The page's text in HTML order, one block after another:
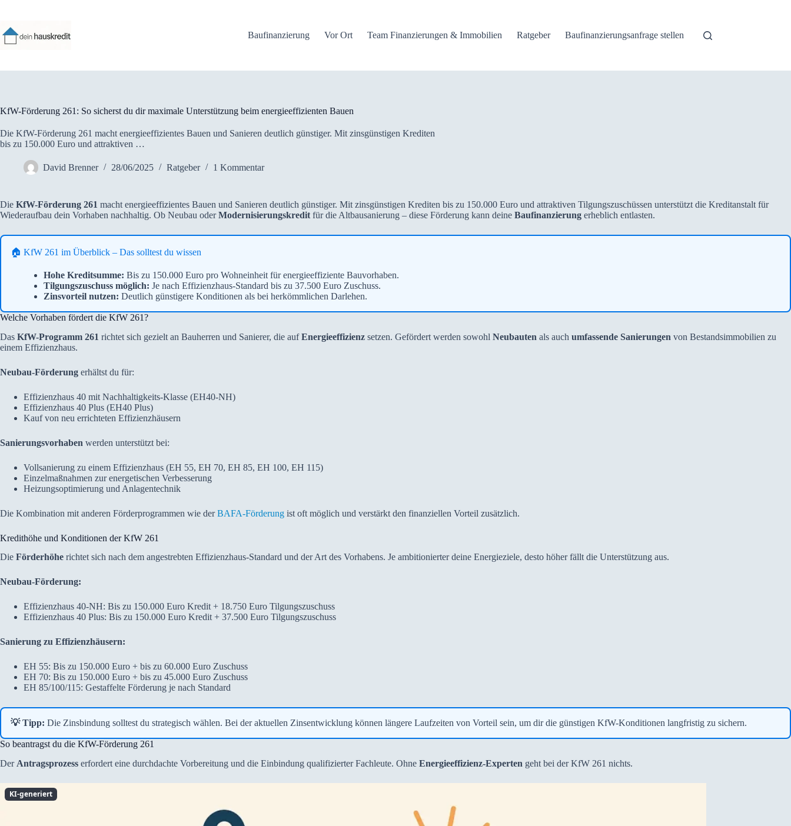
springen
Baufinanzierung
Vor Ort Team Finanzierungen & Immobilien Ratgeber Baufinanzierungsanfrage stellen
KfW-Förderung 261: So sicherst du dir maximale Unterstützung beim energieeffizienten Bauen
Die KfW-Förderung 261 macht energieeffizientes Bauen und Sanieren deutlich günstiger. Mit zinsgünstigen Krediten
bis zu 150.000 Euro und attraktiven …
David Brenner 28/06/2025 Ratgeber 1 Kommentar
Die KfW-Förderung 261 macht energieeffizientes Bauen und Sanieren deutlich günstiger. Mit zinsgünstigen Krediten bis zu 150.000 Euro und attraktiven Tilgungszuschüssen unterstützt die Kreditanstalt für
Wiederaufbau dein Vorhaben nachhaltig. Ob Neubau oderModernisierungskredit für die Altbausanierung – diese Förderung kann deine Baufinanzierung erheblich entlasten.
🏠 KfW 261 im Überblick – Das solltest du wissen
Hohe Kreditsumme: Bis zu 150.000 Euro pro Wohneinheit für energieeffiziente Bauvorhaben.
Tilgungszuschuss möglich: Je nach Effizienzhaus-Standard bis zu 37.500 Euro Zuschuss.
Zinsvorteil nutzen: Deutlich günstigere Konditionen als bei herkömmlichen Darlehen.
Welche Vorhaben fördert die KfW 261?
Das KfW-Programm 261 richtet sich gezielt an Bauherren und Sanierer, die aufEnergieeffizienz setzen. Gefördert werden sowohl Neubauten als auch umfassende Sanierungen von Bestandsimmobilien zu
einem Effizienzhaus.
Neubau-Förderung erhältst du für:
Effizienzhaus 40 mit Nachhaltigkeits-Klasse (EH40-NH)
Effizienzhaus 40 Plus (EH40 Plus)
Kauf von neu errichteten Effizienzhäusern
Sanierungsvorhaben werden unterstützt bei:
Vollsanierung zu einem Effizienzhaus (EH 55, EH 70, EH 85, EH 100, EH 115)
Einzelmaßnahmen zur energetischen Verbesserung
Heizungsoptimierung und Anlagentechnik
Die Kombination mit anderen Förderprogrammen wie derBAFA-Förderung ist oft möglich und verstärkt den finanziellen Vorteil zusätzlich.
Kredithöhe und Konditionen der KfW 261
Die Förderhöhe richtet sich nach dem angestrebten Effizienzhaus-Standard und der Art des Vorhabens. Je ambitionierter deine Energieziele, desto höher fällt die Unterstützung aus.
Neubau-Förderung:
Effizienzhaus 40-NH: Bis zu 150.000 Euro Kredit + 18.750 Euro Tilgungszuschuss
Effizienzhaus 40 Plus: Bis zu 150.000 Euro Kredit + 37.500 Euro Tilgungszuschuss
Sanierung zu Effizienzhäusern:
EH 55: Bis zu 150.000 Euro + bis zu 60.000 Euro Zuschuss
EH 70: Bis zu 150.000 Euro + bis zu 45.000 Euro Zuschuss
EH 85/100/115: Gestaffelte Förderung je nach Standard
💡 Tipp: Die Zinsbindung solltest du strategisch wählen. Bei der aktuellen Zinsentwicklung können längere Laufzeiten von Vorteil sein, um dir die günstigen KfW-Konditionen langfristig zu sichern.
So beantragst du die KfW-Förderung 261
Der Antragsprozess erfordert eine durchdachte Vorbereitung und die Einbindung qualifizierter Fachleute. Ohne Energieeffizienz-Experten geht bei der KfW 261 nichts.
KI-generiert